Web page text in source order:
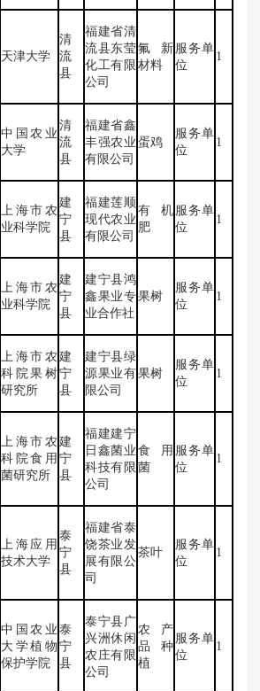
天津大学
清
流
县
福建省清
流县东莹
化工有限
公司
氟新
材料
服务单
位
1
中国农业
大学
清
流
县
福建省鑫
丰强农业
有限公司
蛋鸡
服务单
位
1
上海市农
业科学院
建
宁
县
福建莲顺
现代农业
有限公司
有机
肥
服务单
位
1
上海市农
业科学院
建
宁
县
建宁县鸿
鑫果业专
业合作社
果树
服务单
位
1
上海市农
科院果树
研究所
建
宁
县
建宁县绿
源果业有
限公司
果树
服务单
位
1
上海市农
科院食用
菌研究所
建
宁
县
福建建宁
日鑫菌业
科技有限
公司
食用
菌
服务单
位
1
上海应用
技术大学
泰
宁
县
福建省泰
饶茶业发
展有限公
司
茶叶
服务单
位
1
中国农业
大学植物
保护学院
泰
宁
县
泰宁县广
兴洲休闲
农庄有限
公司
农产
品种
植
服务单
位
1